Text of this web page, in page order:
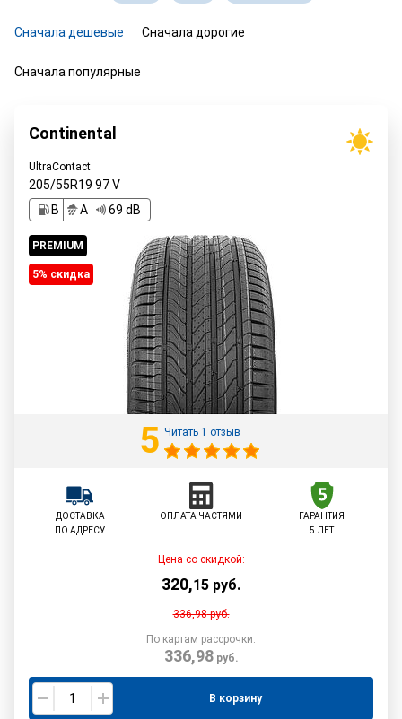
Сначала дешевые Сначала дорогие
Сначала популярные
Continental
UltraContact
205/55R19 97V
B
A 69 dB
PREMIUM
5% cкидка
5 Читать 1 отзыв
ДОСТАВКА
ПО АДРЕСУ
ОПЛАТА ЧАСТЯМИ
ГАРАНТИЯ
5 ЛЕТ
Цена со скидкой:
320,15 руб.
336,98руб.
По картам рассрочки:
336,98руб.
В корзину